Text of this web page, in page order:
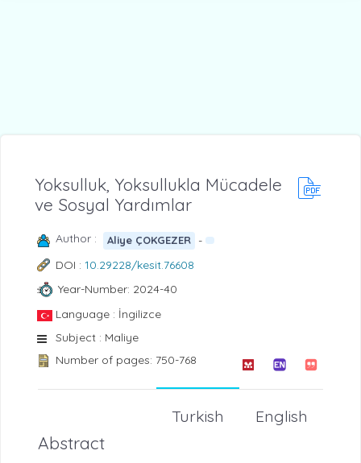
Yoksulluk, Yoksullukla Mücadele
ve Sosyal Yardımlar
Author : Aliye ÇOKGEZER
-
DOI : 10.29228/kesit.76608
Year-Number: 2024-40
Language : İngilizce
Subject : Maliye
Number of pages: 750-768
English
Turkish
Abstract